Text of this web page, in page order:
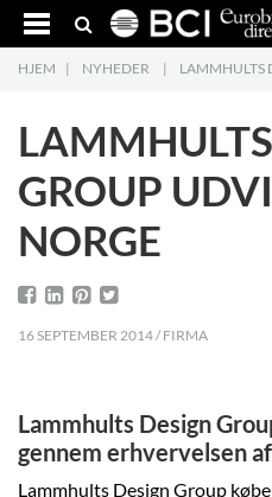
Produkter
Projekter
Inspiration
Download
HJEM | NYHEDER | LAMMHULTS
GROUP
NORGE
16 SEPTEMBER 2014 / FIRMA
Lammhults Design
gennem erhvervelsen
Lammhults Design Group